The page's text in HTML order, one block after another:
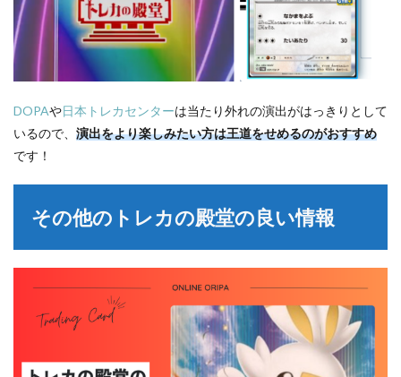
DOPAや日本トレカセンターは当たり外れの演出がはっきりとして
いるので、 演出をより楽しみたい方は王道をせめるのがおすすめ
です！
その他のトレカの殿堂の良い情報